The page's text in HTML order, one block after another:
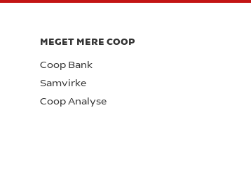
MEGET MERE COOP
Coop Bank
Samvirke
Coop Analyse